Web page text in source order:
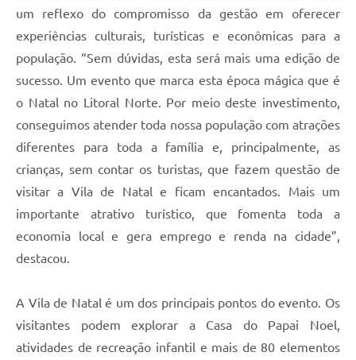
um reflexo do compromisso da gestão em oferecer
experiências culturais, turísticas e econômicas para a
população. “Sem dúvidas, esta será mais uma edição de
sucesso. Um evento que marca esta época mágica que é
o Natal no Litoral Norte. Por meio deste investimento,
conseguimos atender toda nossa população com atrações
diferentes para toda a família e, principalmente, as
crianças, sem contar os turistas, que fazem questão de
visitar a Vila de Natal e ficam encantados. Mais um
importante atrativo turístico, que fomenta toda a
economia local e gera emprego e renda na cidade”,
destacou.
A Vila de Natal é um dos principais pontos do evento. Os
visitantes podem explorar a Casa do Papai Noel,
atividades de recreação infantil e mais de 80 elementos